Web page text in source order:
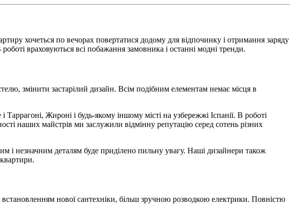
хочеться по вечорах повертатися додому для відпочинку і отримання заряду
враховуються всі побажання замовника і останні модні тренди.
змінити застарілий дизайн. Всім подібним елементам немає місця в
Жироні і будь-якому іншому місті на узбережжі Іспанії. В роботі
наших майстрів ми заслужили відмінну репутацію серед сотень різних
і незначним деталям буде приділено пильну увагу. Наші дизайнери також
нової сантехніки, більш зручною розводкою електрики. Повністю